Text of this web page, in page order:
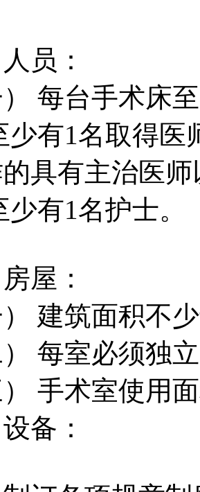
员：
台手术床至
少有1名取得
具有主治医
少有1名护士。
屋：
筑面积不少
每室必须独
术室使用面
备：